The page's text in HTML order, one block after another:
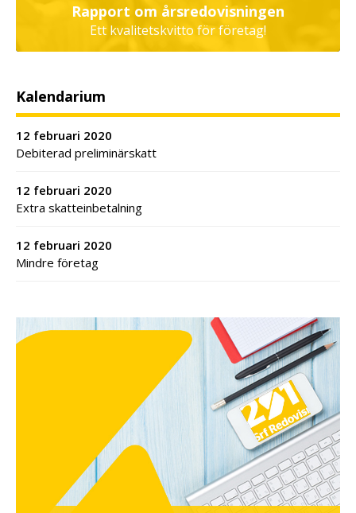
Rapport om årsredovisningen
Ett kvalitetskvitto för företag!
Kalendarium
12 februari 2020
Debiterad preliminärskatt
12 februari 2020
Extra skatteinbetalning
12 februari 2020
Mindre företag